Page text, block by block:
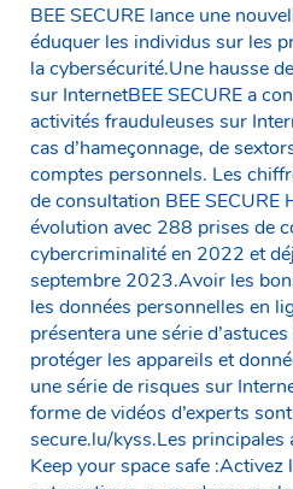
BEE SECURE lance une
éduquer les individus sur les
la cybersécurité.Une hausse
sur InternetBEE SECURE a
activités frauduleuses sur
cas d’hameçonnage, de
comptes personnels. Les
de consultation BEE
évolution avec 288 prises de
cybercriminalité en 2022 et
septembre 2023.Avoir les
les données personnelles en
présentera une série
protéger les appareils et
une série de risques sur
forme de vidéos d’experts
secure.lu/kyss.Les principales
Keep your space safe :Activez